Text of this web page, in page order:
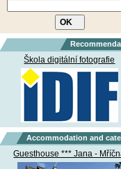
Škola digitální fotografie
Accommodation and
Guesthouse *** Jana -